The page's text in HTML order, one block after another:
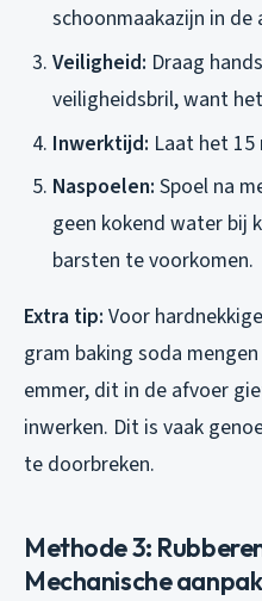
schoonmaakazijn in de
Veiligheid: Draag
veiligheidsbril, want
Inwerktijd: Laat het
Naspoelen: Spoel na
geen kokend water bij
barsten te voorkomen.
Extra tip: Voor
gram baking soda
emmer, dit in de afvoer
inwerken. Dit is vaak
te doorbreken.
Methode 3:
Mechanische aanpak